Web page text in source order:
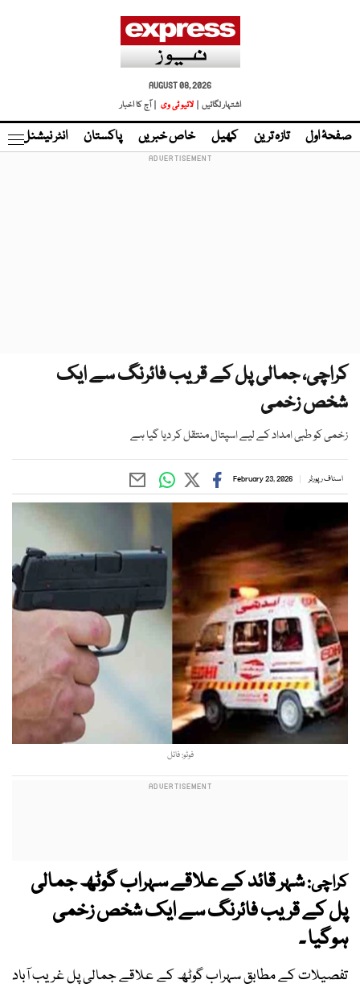
AUGUST 08, 2026
اشتہار لگائیں |
لائیو ٹی وی | آج کا اخبار
صفحۂ اول تازہ ترین کھیل خاص خبریں پاکستان انٹر نیشنل
کراچی، جمالی پل کے قریب فائرنگ سے ایک
شخص زخمی
زخمی کو طبی امداد کے لیے اسپتال منتقل کر دیا گیا ہے
اسٹاف رپورٹر February 23, 2026
فوٹو: فائل
کراچی:شہر قائد کے علاقے سہراب گوٹھ جمالی
پل کے قریب فائرنگ سے ایک شخص زخمی
ہوگیا ۔
تفصیلات کے مطابق سہراب گوٹھ کے علاقے جمالی پل غریب آباد